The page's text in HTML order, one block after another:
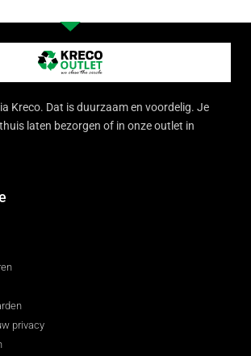
Kreco. Dat is duurzaam en voordelig. Je
laten bezorgen of in onze outlet in
privacy